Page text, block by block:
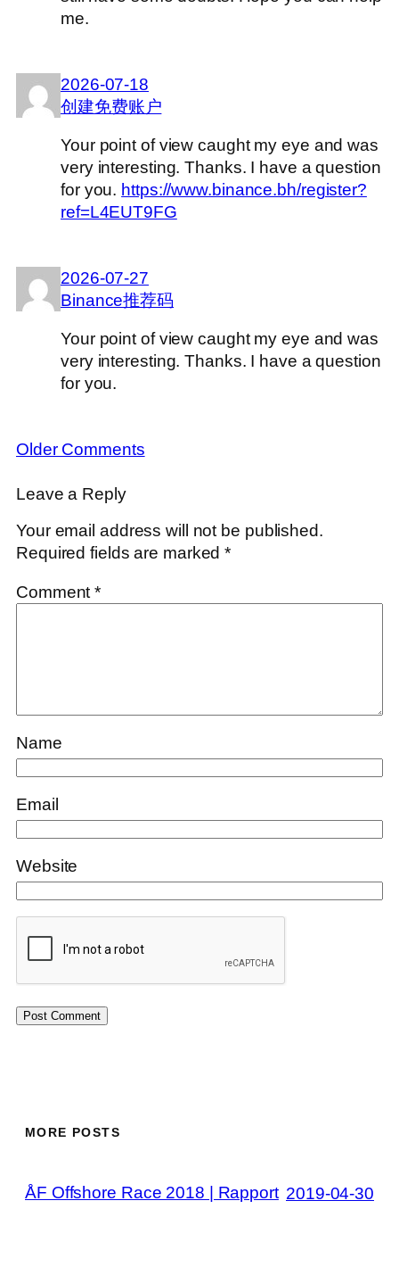
me.
2026-07-18
创建免费账户
Your point of view caught my eye and was
very interesting. Thanks. I have a question
for you. https://www.binance.bh/register?
ref=L4EUT9FG
2026-07-27
Binance推荐码
Your point of view caught my eye and was
very interesting. Thanks. I have a question
for you.
Older Comments
Leave a Reply
Your email address will not be published.
Required fields are marked*
Comment*
Name
Email
Website
MORE POSTS
ÅF Offshore Race 2018 | Rapport 2019-04-30